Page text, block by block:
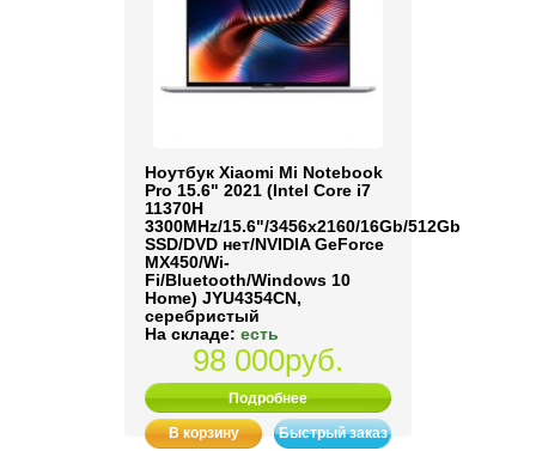
Ноутбук Xiaomi Mi Notebook
Pro 15.6" 2021 (Intel Core i7
11370H
3300MHz/15.6"/3456x2160/16Gb/512Gb
SSD/DVD нет/NVIDIA GeForce
MX450/Wi-
Fi/Bluetooth/Windows 10
Home) JYU4354CN,
серебристый
На складе: есть
98 000руб.
Подробнее
В корзину Быстрый заказ